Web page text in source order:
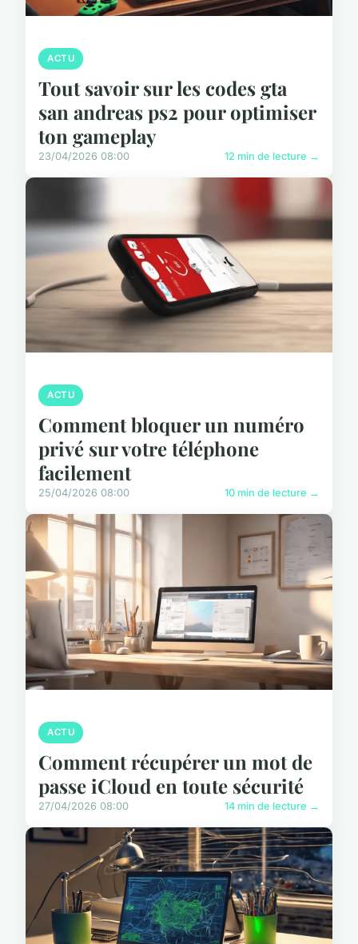
ACTU
Tout savoir sur les codes gta
san andreas ps2 pour optimiser
ton gameplay
23/04/2026 08:00 12 min de lecture →
ACTU
Comment bloquer un numéro
privé sur votre téléphone
facilement
25/04/2026 08:00 10 min de lecture →
ACTU
Comment récupérer un mot de
passe iCloud en toute sécurité
27/04/2026 08:00 14 min de lecture →